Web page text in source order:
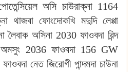
অসি চাউরাক্না 1164
থাজবা ফোংদোকখি মদুদি লেপ্পা
লৈবাক অসিনা 2030 ফাওবদা ৱিন্দ
2036 ফাওবদা 156 GW
নেত জিরোগী পান্দমদা চাউনা